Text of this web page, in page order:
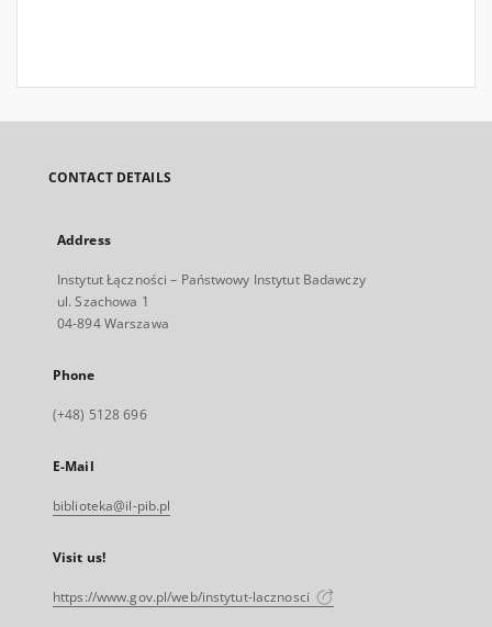
CONTACT DETAILS
Address
Instytut Łączności – Państwowy Instytut Badawczy
ul. Szachowa 1
04-894 Warszawa
Phone
(+48) 5128 696
E-Mail
biblioteka@il-pib.pl
Visit us!
https://www.gov.pl/web/instytut-lacznosci